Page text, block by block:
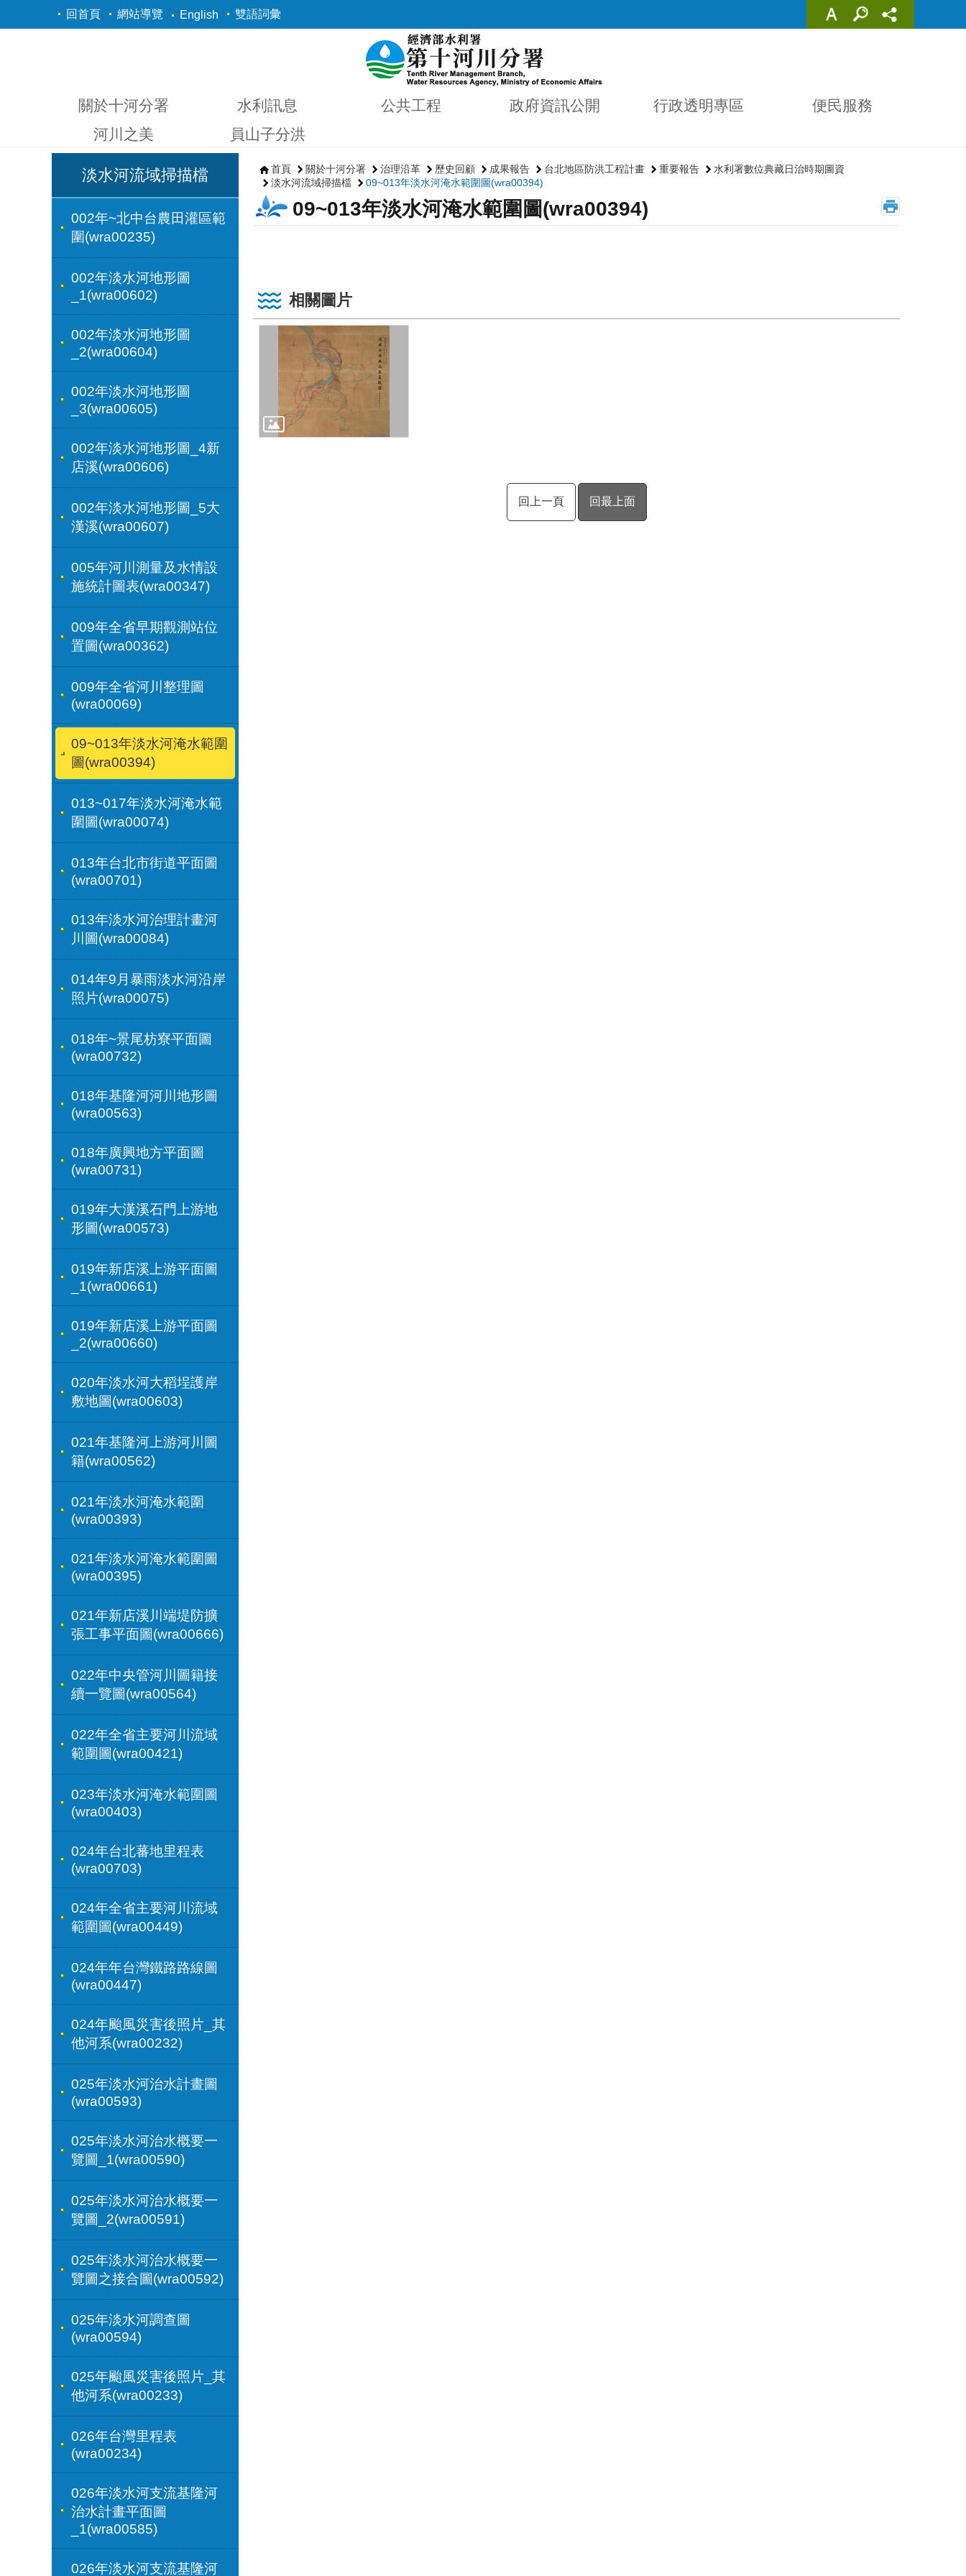
跳到主要內容區塊
回首頁 網站導覽 English 雙語詞彙
關於十河分署 水利訊息 公共工程 政府資訊公開 行政透明專區
便民服務
河川之美
員山子分洪
淡水河流域掃描檔
002年~北中台農田灌區範
圍(wra00235)
002年淡水河地形圖
_1(wra00602)
002年淡水河地形圖
_2(wra00604)
002年淡水河地形圖
_3(wra00605)
002年淡水河地形圖_4新
店溪(wra00606)
002年淡水河地形圖_5大
漢溪(wra00607)
005年河川測量及水情設
施統計圖表(wra00347)
009年全省早期觀測站位
置圖(wra00362)
009年全省河川整理圖
(wra00069)
09~013年淡水河淹水範圍
圖(wra00394)
013~017年淡水河淹水範
圍圖(wra00074)
013年台北市街道平面圖
(wra00701)
013年淡水河治理計畫河
川圖(wra00084)
014年9月暴雨淡水河沿岸
照片(wra00075)
018年~景尾枋寮平面圖
(wra00732)
018年基隆河河川地形圖
(wra00563)
018年廣興地方平面圖
(wra00731)
019年大漢溪石門上游地
形圖(wra00573)
019年新店溪上游平面圖
_1(wra00661)
019年新店溪上游平面圖
_2(wra00660)
020年淡水河大稻埕護岸
敷地圖(wra00603)
021年基隆河上游河川圖
籍(wra00562)
021年淡水河淹水範圍
(wra00393)
021年淡水河淹水範圍圖
(wra00395)
021年新店溪川端堤防擴
張工事平面圖(wra00666)
022年中央管河川圖籍接
續一覽圖(wra00564)
022年全省主要河川流域
範圍圖(wra00421)
023年淡水河淹水範圍圖
(wra00403)
024年台北蕃地里程表
(wra00703)
024年全省主要河川流域
範圍圖(wra00449)
024年年台灣鐵路路線圖
(wra00447)
024年颱風災害後照片_其
他河系(wra00232)
025年淡水河治水計畫圖
(wra00593)
025年淡水河治水概要一
覽圖_1(wra00590)
025年淡水河治水概要一
覽圖_2(wra00591)
025年淡水河治水概要一
覽圖之接合圖(wra00592)
025年淡水河調查圖
(wra00594)
025年颱風災害後照片_其
他河系(wra00233)
026年台灣里程表
(wra00234)
026年淡水河支流基隆河
治水計畫平面圖
_1(wra00585)
026年淡水河支流基隆河
首頁 關於十河分署 治理沿革 歷史回顧 成果報告 台北地區防洪工程計畫 重要報告
水利署數位典藏日治時期圖資
淡水河流域掃描檔
09~013年淡水河淹水範圍圖(wra00394)
09~013年淡水河淹水範圍圖(wra00394)
相關圖片
回上一頁 回最上面